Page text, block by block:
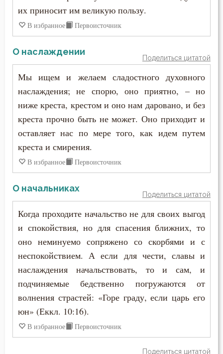
их приносит им великую пользу.
В избранное Первоисточник
О наслаждении
Поделиться цитатой
Мы ищем и желаем сладостного духовного
наслаждения; не спорю, оно приятно, – но
ниже креста, крестом и оно нам даровано, и без
креста прочно быть не может. Оно приходит и
оставляет нас по мере того, как идем путем
креста и смирения.
В избранное Первоисточник
О начальниках
Поделиться цитатой
Когда проходите начальство не для своих выгод
и спокойствия, но для спасения ближних, то
оно неминуемо сопряжено со скорбями и с
неспокойствием. А если для чести, славы и
наслаждения начальствовать, то и сам, и
подчиняемые бедственно погружаются от
волнения страстей: «Горе граду, если царь его
юн» (Еккл. 10:16).
В избранное Первоисточник
Поделиться цитатой